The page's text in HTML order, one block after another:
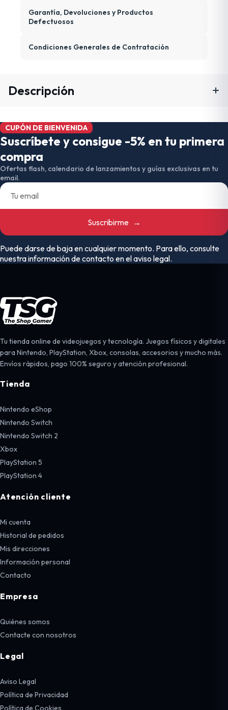
Garantía, Devoluciones y Productos
Defectuosos
Condiciones Generales de Contratación
Descripción
CUPÓN DE BIENVENIDA
Suscríbete y consigue -5% en tu primera
compra
Ofertas flash, calendario de lanzamientos y guías exclusivas en tu
email.
Suscribirme →
Puede darse de baja en cualquier momento. Para ello, consulte
nuestra información de contacto en el aviso legal.
Tu tienda online de videojuegos y tecnología. Juegos físicos y digitales
para Nintendo, PlayStation, Xbox, consolas, accesorios y mucho más.
Envíos rápidos, pago 100% seguro y atención profesional.
Tienda
Nintendo eShop
Nintendo Switch
Nintendo Switch 2
Xbox
PlayStation 5
PlayStation 4
Atención cliente
Mi cuenta
Historial de pedidos
Mis direcciones
Información personal
Contacto
Empresa
Quiénes somos
Contacte con nosotros
Legal
Aviso Legal
Política de Privacidad
Política de Cookies